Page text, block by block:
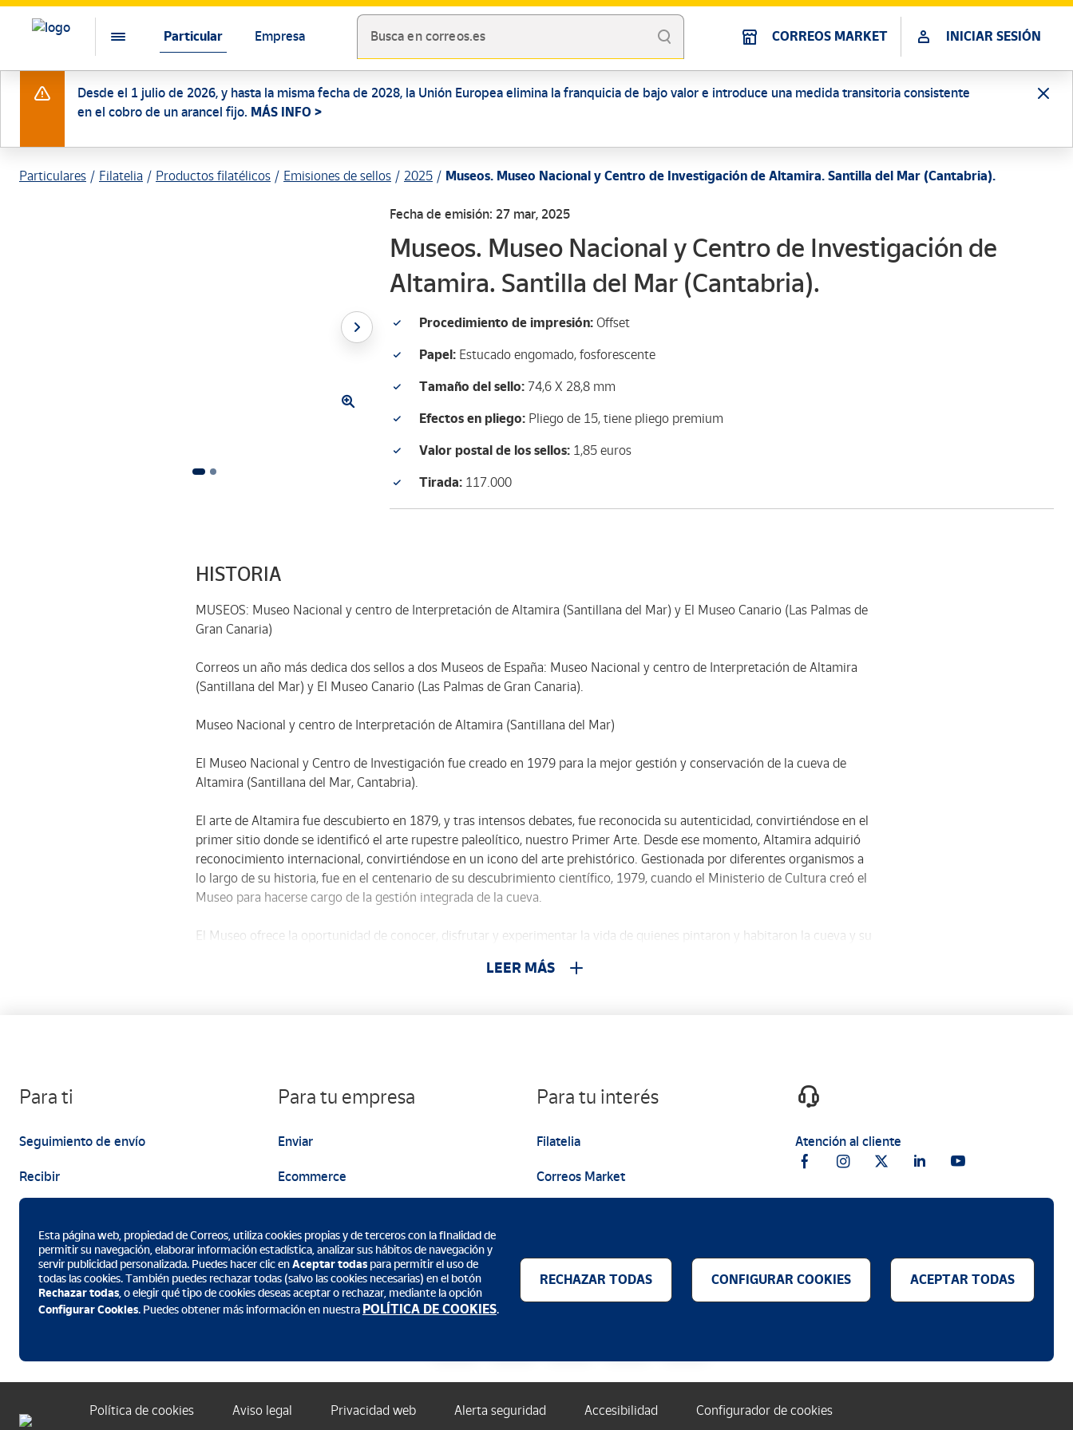
Particular Empresa Busca en correos.es CORREOS MARKET INICIAR SESIÓN
Desde el 1 julio de 2026, y hasta la misma fecha de 2028, la Unión Europea elimina la franquicia de bajo valor e introduce una medida transitoria consistente
en el cobro de un arancel fijo. MÁS INFO >
Particulares Filatelia Productos filatélicos Emisiones de sellos 2025 Museos. Museo Nacional y Centro de Investigación de Altamira. Santilla del Mar (Cantabria).
Fecha de emisión: 27 mar, 2025
Museos. Museo Nacional y Centro de Investigación de
Altamira. Santilla del Mar (Cantabria).
Procedimiento de impresión: Offset
Papel: Estucado engomado, fosforescente
Tamaño del sello: 74,6 X 28,8 mm
Efectos en pliego: Pliego de 15, tiene pliego premium
Valor postal de los sellos: 1,85 euros
Tirada: 117.000
HISTORIA
MUSEOS: Museo Nacional y centro de Interpretación de Altamira (Santillana del Mar) y El Museo Canario (Las Palmas de
Gran Canaria)
Correos un año más dedica dos sellos a dos Museos de España: Museo Nacional y centro de Interpretación de Altamira
(Santillana del Mar) y El Museo Canario (Las Palmas de Gran Canaria).
Museo Nacional y centro de Interpretación de Altamira (Santillana del Mar)
El Museo Nacional y Centro de Investigación fue creado en 1979 para la mejor gestión y conservación de la cueva de
Altamira (Santillana del Mar, Cantabria).
El arte de Altamira fue descubierto en 1879, y tras intensos debates, fue reconocida su autenticidad, convirtiéndose en el
primer sitio donde se identificó el arte rupestre paleolítico, nuestro Primer Arte. Desde ese momento, Altamira adquirió
reconocimiento internacional, convirtiéndose en un icono del arte prehistórico. Gestionada por diferentes organismos a
lo largo de su historia, fue en el centenario de su descubrimiento científico, 1979, cuando el Ministerio de Cultura creó el
Museo para hacerse cargo de la gestión integrada de la cueva.
El Museo ofrece la oportunidad de conocer, disfrutar y experimentar la vida de quienes pintaron y habitaron la cueva y su
expresión cultural más excelente, el arte. En la exposición permanente «Los tiempos de Altamira» se presentan objetos
arqueológicos que permiten acercarnos a la cotidianidad de las personas del Paleolítico, reforzando su mensaje con la
técnicas artísticas (dibujo, pintura, grabado), el aprovechamiento del soporte rocoso para aportar volumen, incluso
tridimensionalidad, los grandes y pequeños formatos, el naturalismo y la abstracción, todo está ya en Altamira y, además,
Bisontes, caballos, ciervos, manos y misteriosos signos fueron pintados o grabados durante milenios, entre hace 36000 y
13000 años antes del presente. Estas representaciones se extienden por toda la cueva, a lo largo de más de 290 metros,
LEER MÁS
Para ti
Seguimiento de envío
Recibir
Para tu empresa
Enviar
Ecommerce
Para tu interés
Filatelia
Correos Market
Atención al cliente
Descarga la App de Correos Métodos de pago .
Política de cookies Aviso legal Privacidad web Alerta seguridad Accesibilidad Configurador de cookies
Esta página web, propiedad de Correos, utiliza cookies propias y de terceros con la finalidad de
permitir su navegación, elaborar información estadística, analizar sus hábitos de navegación y
servir publicidad personalizada. Puedes hacer clic enAceptar todas para permitir el uso de
todas las cookies. También puedes rechazar todas (salvo las cookies necesarias) en el botón
Rechazar todas, o elegir qué tipo de cookies deseas aceptar o rechazar, mediante la opción
Configurar Cookies. Puedes obtener más información en nuestra POLÍTICA DE COOKIES.
RECHAZAR TODAS CONFIGURAR COOKIES ACEPTAR TODAS